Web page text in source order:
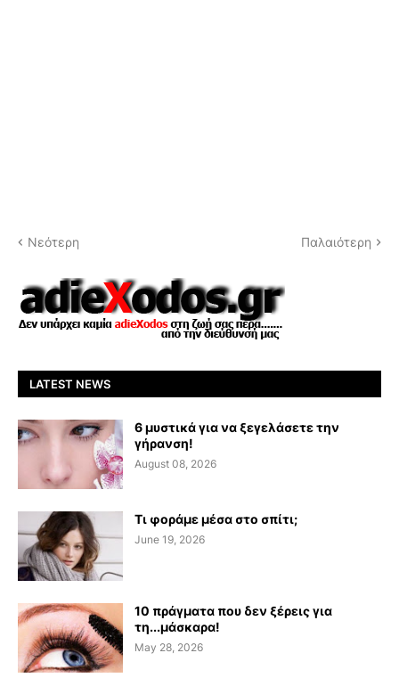
Νεότερη Παλαιότερη
LATEST NEWS
6 μυστικά για να ξεγελάσετε την
γήρανση!
August 08, 2026
Τι φοράμε μέσα στο σπίτι;
June 19, 2026
10 πράγματα που δεν ξέρεις για
τη...μάσκαρα!
May 28, 2026